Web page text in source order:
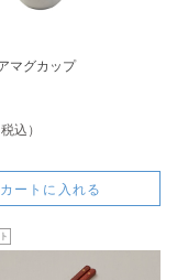
マグカップ
込）
カートに入れる